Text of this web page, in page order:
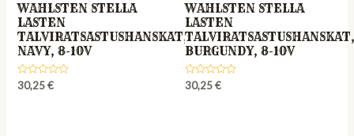
WAHLSTEN STELLA
LASTEN
TALVIRATSASTUSHANSKAT,
NAVY, 8-10V
Rated
0
30,25€
WAHLSTEN STELLA
LASTEN
TALVIRATSASTUSHANSKAT,
BURGUNDY, 8-10V
Rated
0
30,25€